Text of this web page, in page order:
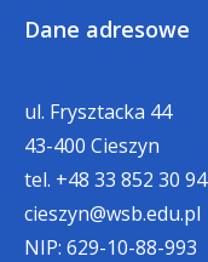
Dane adresowe
ul. Frysztacka 44
43-400 Cieszyn
tel. +48 33 852 30 94
cieszyn@wsb.edu.pl
NIP: 629-10-88-993